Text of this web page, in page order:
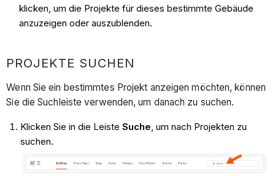
klicken, um die Projekte für dieses bestimmte Gebäude
anzuzeigen oder auszublenden.
PROJEKTE SUCHEN
Wenn Sie ein bestimmtes Projekt anzeigen möchten, können
Sie die Suchleiste verwenden, um danach zu suchen.
Klicken Sie in die Leiste Suche, um nach Projekten zu
suchen.